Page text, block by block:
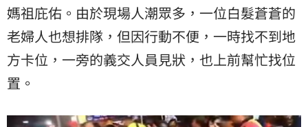
媽祖庇佑。由於現場人潮眾多，一位白髮蒼蒼的
老婦人也想排隊，但因行動不便，一時找不到地
方卡位，一旁的義交人員見狀，也上前幫忙找位
置。